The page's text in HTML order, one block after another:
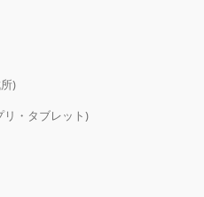
)
リ・タブレット)